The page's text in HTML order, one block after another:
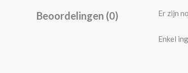
Beoordelingen (0) Er zijn
Enkel